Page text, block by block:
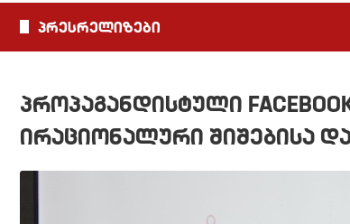
პრესრელიზები
პროპაგანდისტული
ირაციონალური შიშებისა